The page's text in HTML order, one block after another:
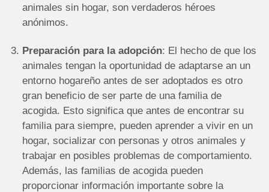
animales sin hogar, son verdaderos héroes
anónimos.
Preparación para la adopción: El hecho de que los
animales tengan la oportunidad de adaptarse an un
entorno hogareño antes de ser adoptados es otro
gran beneficio de ser parte de una familia de
acogida. Esto significa que antes de encontrar su
familia para siempre, pueden aprender a vivir en un
hogar, socializar con personas y otros animales y
trabajar en posibles problemas de comportamiento.
Además, las familias de acogida pueden
proporcionar información importante sobre la